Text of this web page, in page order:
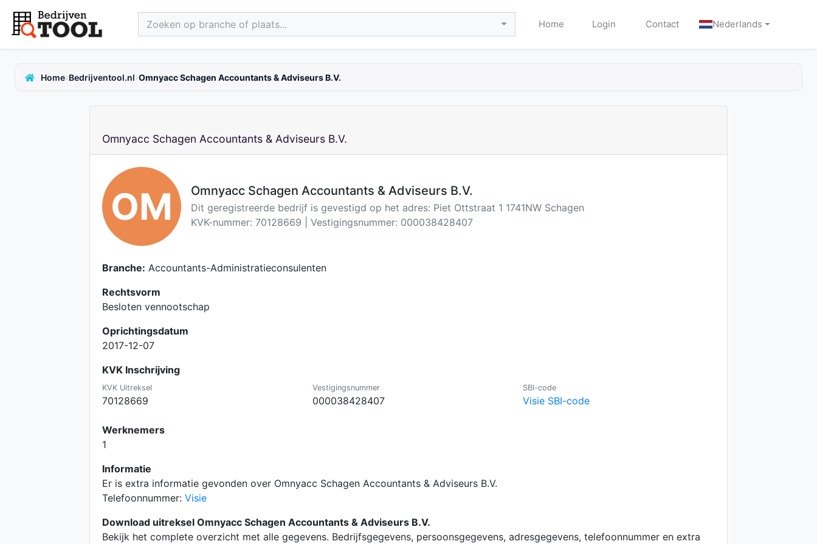
Zoeken op branche of plaats... Home Login Contact Nederlands
Home›Bedrijventool.nl›Omnyacc Schagen Accountants & Adviseurs B.V.
Omnyacc Schagen Accountants & Adviseurs B.V.
OM Omnyacc Schagen Accountants & Adviseurs B.V.
Dit geregistreerde bedrijf is gevestigd op het adres: Piet Ottstraat 1 1741NW Schagen
KVK-nummer: 70128669 | Vestigingsnummer: 000038428407
Branche: Accountants-Administratieconsulenten
Rechtsvorm
Besloten vennootschap
Oprichtingsdatum
2017-12-07
KVK Inschrijving
KVK Uitreksel
70128669
Vestigingsnummer
000038428407
SBI-code
Visie SBI-code
Werknemers
1
Informatie
Er is extra informatie gevonden over Omnyacc Schagen Accountants & Adviseurs B.V.
Telefoonnummer: Visie
Download uitreksel Omnyacc Schagen Accountants & Adviseurs B.V.
Bekijk het complete overzicht met alle gegevens. Bedrijfsgegevens, persoonsgegevens, adresgegevens, telefoonnummer en extra